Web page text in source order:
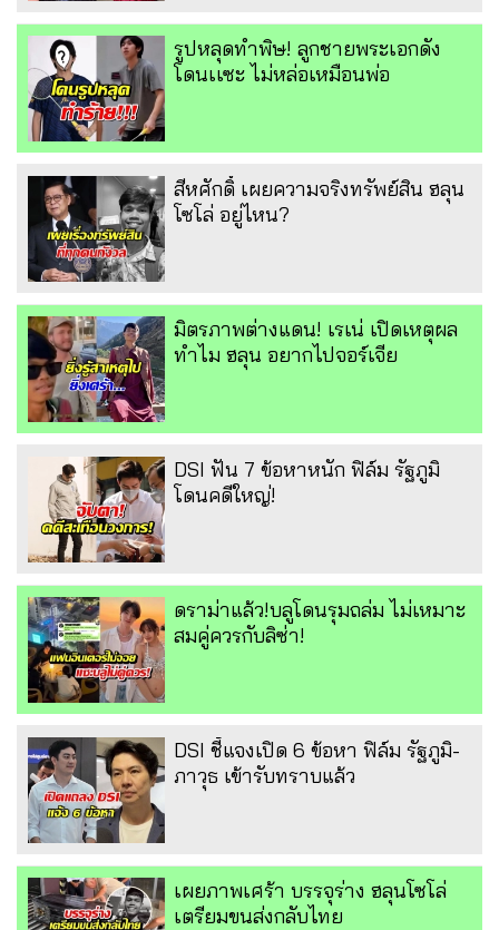
รูปหลุดทำพิษ! ลูกชายพระเอกดัง
โดนเเซะ ไม่หล่อเหมือนพ่อ
สีหศักดิ์ เผยความจริงทรัพย์สิน ฮลุน
โซโล่ อยู่ไหน?
มิตรภาพต่างแดน! เรเน่ เปิดเหตุผล
ทำไม ฮลุน อยากไปจอร์เจีย
DSI ฟัน 7 ข้อหาหนัก ฟิล์ม รัฐภูมิ
โดนคดีใหญ่!
ดราม่าแล้ว!บลูโดนรุมถล่ม ไม่เหมาะ
สมคู่ควรกับลิซ่า!
DSI ชี้แจงเปิด 6 ข้อหา ฟิล์ม รัฐภูมิ-
ภาวุธ เข้ารับทราบแล้ว
เผยภาพเศร้า บรรจุร่าง ฮลุนโซโล่
เตรียมขนส่งกลับไทย